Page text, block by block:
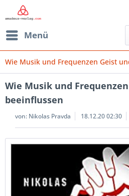
Menü
Wie Musik und Frequenzen Geist
Wie Musik und
beeinflussen
von: Nikolas Pravda 18.12.20 02:30